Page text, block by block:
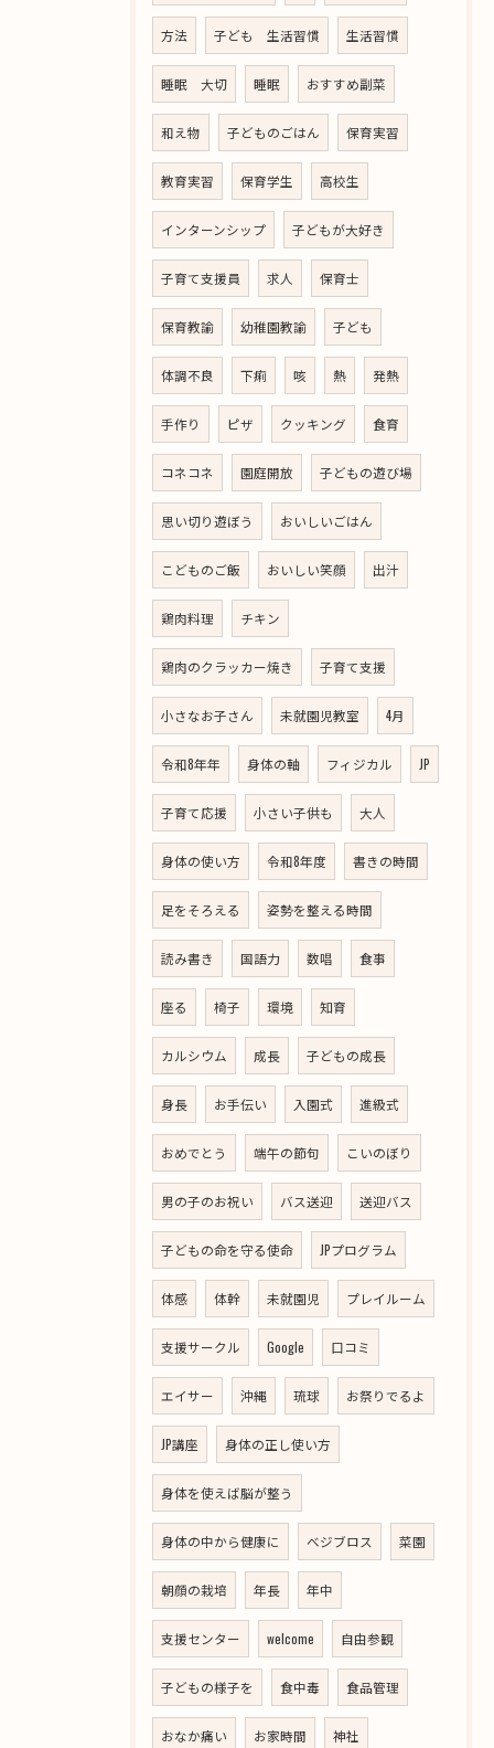
方法 子ども 生活習慣 生活習慣
睡眠 大切 睡眠 おすすめ副菜
和え物 子どものごはん 保育実習
教育実習 保育学生 高校生
インターンシップ 子どもが大好き
子育て支援員 求人 保育士
保育教諭 幼稚園教諭 子ども
体調不良 下痢 咳 熱 発熱
手作り ピザ クッキング 食育
コネコネ 園庭開放 子どもの遊び場
思い切り遊ぼう おいしいごはん
こどものご飯 おいしい笑顔 出汁
鶏肉料理 チキン
鶏肉のクラッカー焼き 子育て支援
小さなお子さん 未就園児教室 4月
令和8年年 身体の軸 フィジカル JP
子育て応援 小さい子供も 大人
身体の使い方 令和8年度 書きの時間
足をそろえる 姿勢を整える時間
読み書き 国語力 数唱 食事
座る 椅子 環境 知育
カルシウム 成長 子どもの成長
身長 お手伝い 入園式 進級式
おめでとう 端午の節句 こいのぼり
男の子のお祝い バス送迎 送迎バス
子どもの命を守る使命 JPプログラム
体感 体幹 未就園児 プレイルーム
支援サークル Google 口コミ
エイサー 沖縄 琉球 お祭りでるよ
JP講座 身体の正し使い方
身体を使えば脳が整う
身体の中から健康に ベジブロス 菜園
朝顔の栽培 年長 年中
支援センター welcome 自由参観
子どもの様子を 食中毒 食品管理
おなか痛い お家時間 神社